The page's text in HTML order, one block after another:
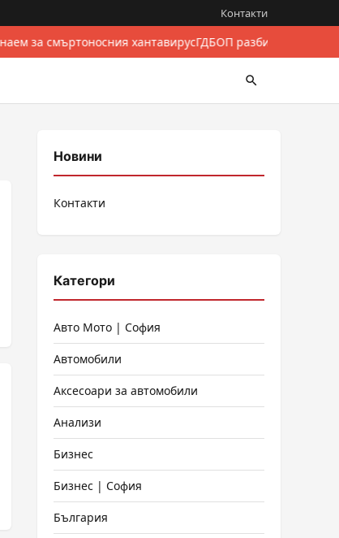
Контакти
за смъртоносния хантавирусГДБОП разби
Новини
Контакти
Категори
Авто Мото | София
Автомобили
Аксесоари за автомобили
Анализи
Бизнес
Бизнес | София
България